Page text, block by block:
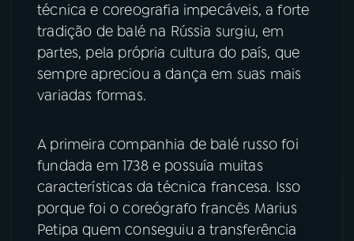
técnica e coreografia impecáveis, a forte
tradição de balé na Rússia surgiu, em
partes, pela própria cultura do país, que
sempre apreciou a dança em suas mais
variadas formas.
A primeira companhia de balé russo foi
fundada em 1738 e possuía muitas
características da técnica francesa. Isso
porque foi o coreógrafo francês Marius
Petipa quem conseguiu a transferência